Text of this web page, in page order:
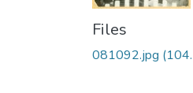
Files
081092.jpg